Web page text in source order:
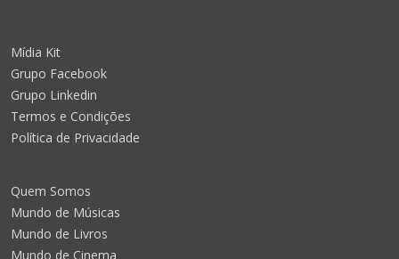
Mídia Kit
Grupo Facebook
Grupo Linkedin
Termos e Condições
Política de Privacidade
Quem Somos
Mundo de Músicas
Mundo de Livros
Mundo de Cinema